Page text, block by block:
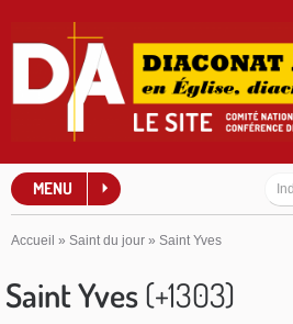
MENU
Accueil » Saint du jour » Saint Yves
Saint Yves(+1303)